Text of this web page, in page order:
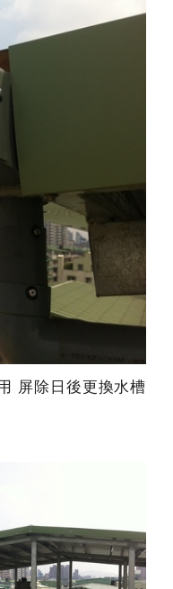
屏除日後更換水槽